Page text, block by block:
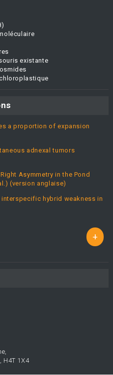
existante
a proportion of expansion
adnexal tumors
Asymmetry in the Pond
(version anglaise)
hybrid weakness in
+
H4T 1X4